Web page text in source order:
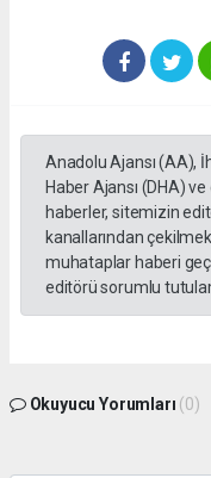
Anadolu Ajansı (AA),
Haber Ajansı (DHA)
haberler, sitemizin
kanallarından
muhataplar haberi
editörü sorumlu
Okuyucu Yorumları (0)